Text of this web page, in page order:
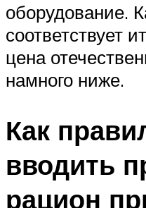
оборудование.
соответствует
цена
намного ниже.
Как
вводить
рацион